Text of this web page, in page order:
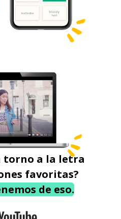
torno a la letra
favoritas?
de eso.